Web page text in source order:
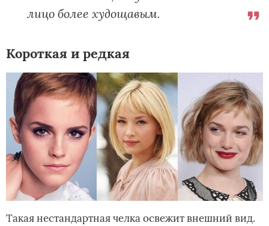
лицо более худощавым.
Короткая и редкая
Такая нестандартная челка освежит внешний вид.